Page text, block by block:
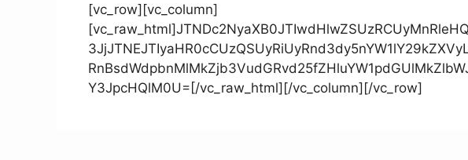
[vc_row][vc_column]
Y3JpcHQlM0U=[/vc_raw_html][/vc_column][/vc_row]